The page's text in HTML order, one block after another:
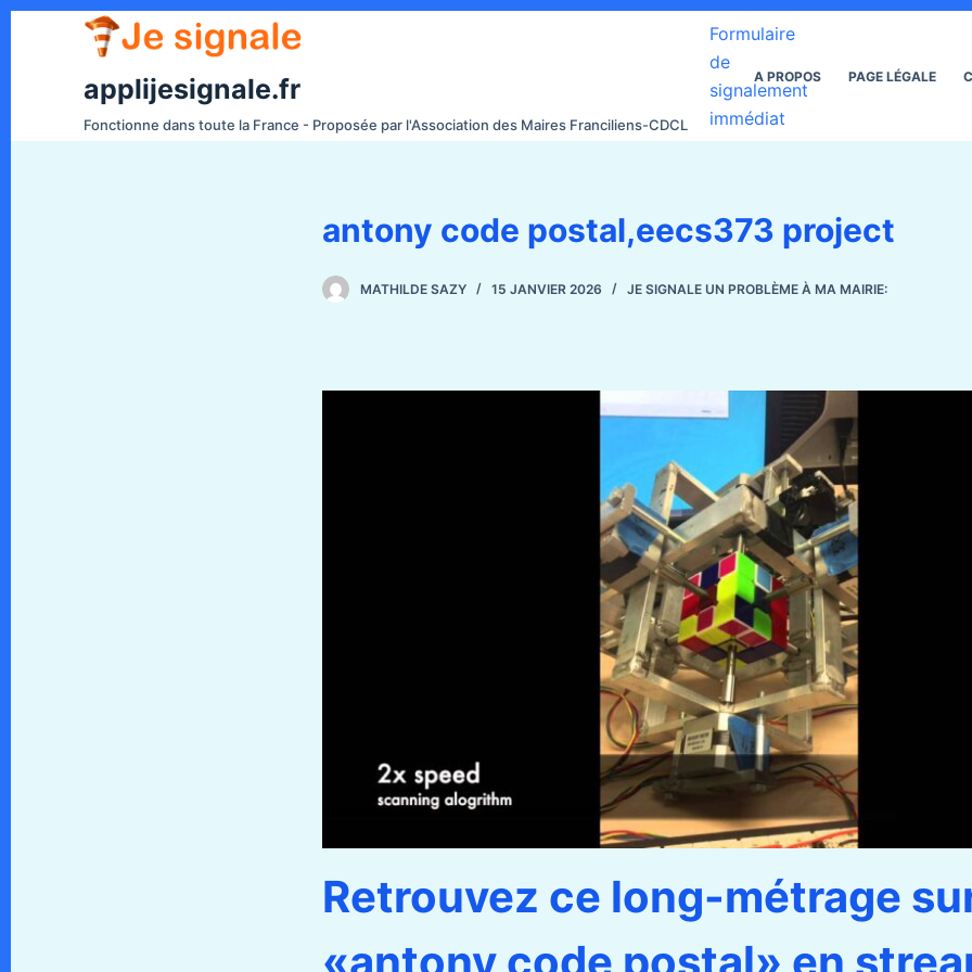
e
applijesignale.fr
Fonctionne dans toute la France - Proposée par l'Association des Maires Franciliens-CDCL
Formulaire
de
signalement
immédiat
A PROPOS PAGE LÉGALE
antony code postal,eecs373 project
MATHILDE SAZY 15 JANVIER 2026 JE SIGNALE UN PROBLÈME À MA MAIRIE:
Retrouvez ce long-métrage